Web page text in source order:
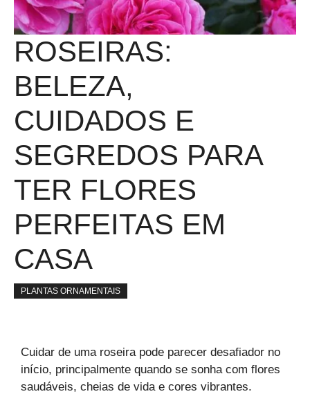
ROSEIRAS:
BELEZA,
CUIDADOS E
SEGREDOS PARA
TER FLORES
PERFEITAS EM
CASA
PLANTAS ORNAMENTAIS
Cuidar de uma roseira pode parecer desafiador no
início, principalmente quando se sonha com flores
saudáveis, cheias de vida e cores vibrantes.